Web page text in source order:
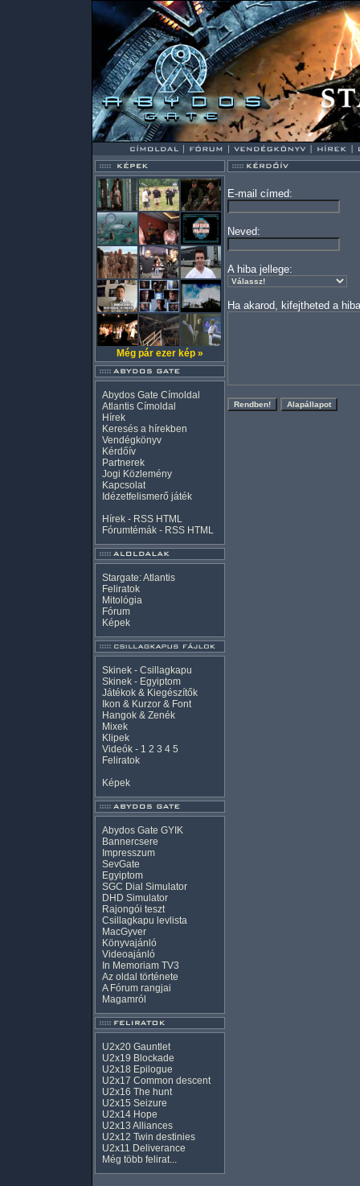
Még pár ezer kép »
Abydos Gate Címoldal
Atlantis Címoldal
Hírek
Keresés a hírekben
Vendégkönyv
Kérdőív
Partnerek
Jogi Közlemény
Kapcsolat
Idézetfelismerő játék
Hírek - RSS HTML
Fórumtémák - RSS HTML
Stargate: Atlantis
Feliratok
Mitológia
Fórum
Képek
Skinek - Csillagkapu
Skinek - Egyiptom
Játékok & Kiegészítők
Ikon & Kurzor & Font
Hangok & Zenék
Mixek
Klipek
Videók - 1 2 3 4 5
Feliratok
Képek
Abydos Gate GYIK
Bannercsere
Impresszum
SevGate
Egyiptom
SGC Dial Simulator
DHD Simulator
Rajongói teszt
Csillagkapu levlista
MacGyver
Könyvajánló
Videoajánló
In Memoriam TV3
Az oldal története
A Fórum rangjai
Magamról
U2x20 Gauntlet
U2x19 Blockade
U2x18 Epilogue
U2x17 Common descent
U2x16 The hunt
U2x15 Seizure
U2x14 Hope
U2x13 Alliances
U2x12 Twin destinies
U2x11 Deliverance
Még több felirat...
E-mail címed:
Neved:
A hiba jellege:
Ha akarod, kifejtheted a